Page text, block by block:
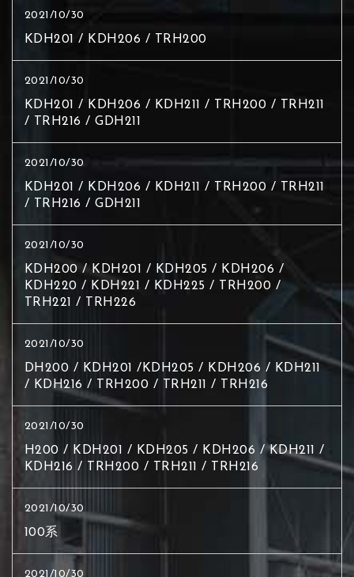
2021/10/30
KDH201 / KDH206 / TRH200
2021/10/30
KDH201 / KDH206 / KDH211 / TRH200 / TRH211
/ TRH216 / GDH211
2021/10/30
KDH201 / KDH206 / KDH211 / TRH200 / TRH211
/ TRH216 / GDH211
2021/10/30
KDH200 / KDH201 / KDH205 / KDH206 /
KDH220 / KDH221 / KDH225 / TRH200 /
TRH221 / TRH226
2021/10/30
DH200 / KDH201 /KDH205 / KDH206 / KDH211
/ KDH216 / TRH200 / TRH211 / TRH216
2021/10/30
H200 / KDH201 / KDH205 / KDH206 / KDH211 /
KDH216 / TRH200 / TRH211 / TRH216
2021/10/30
100系
2021/10/30